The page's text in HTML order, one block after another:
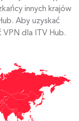
innych krajów
Aby uzyskać
dla ITV Hub.